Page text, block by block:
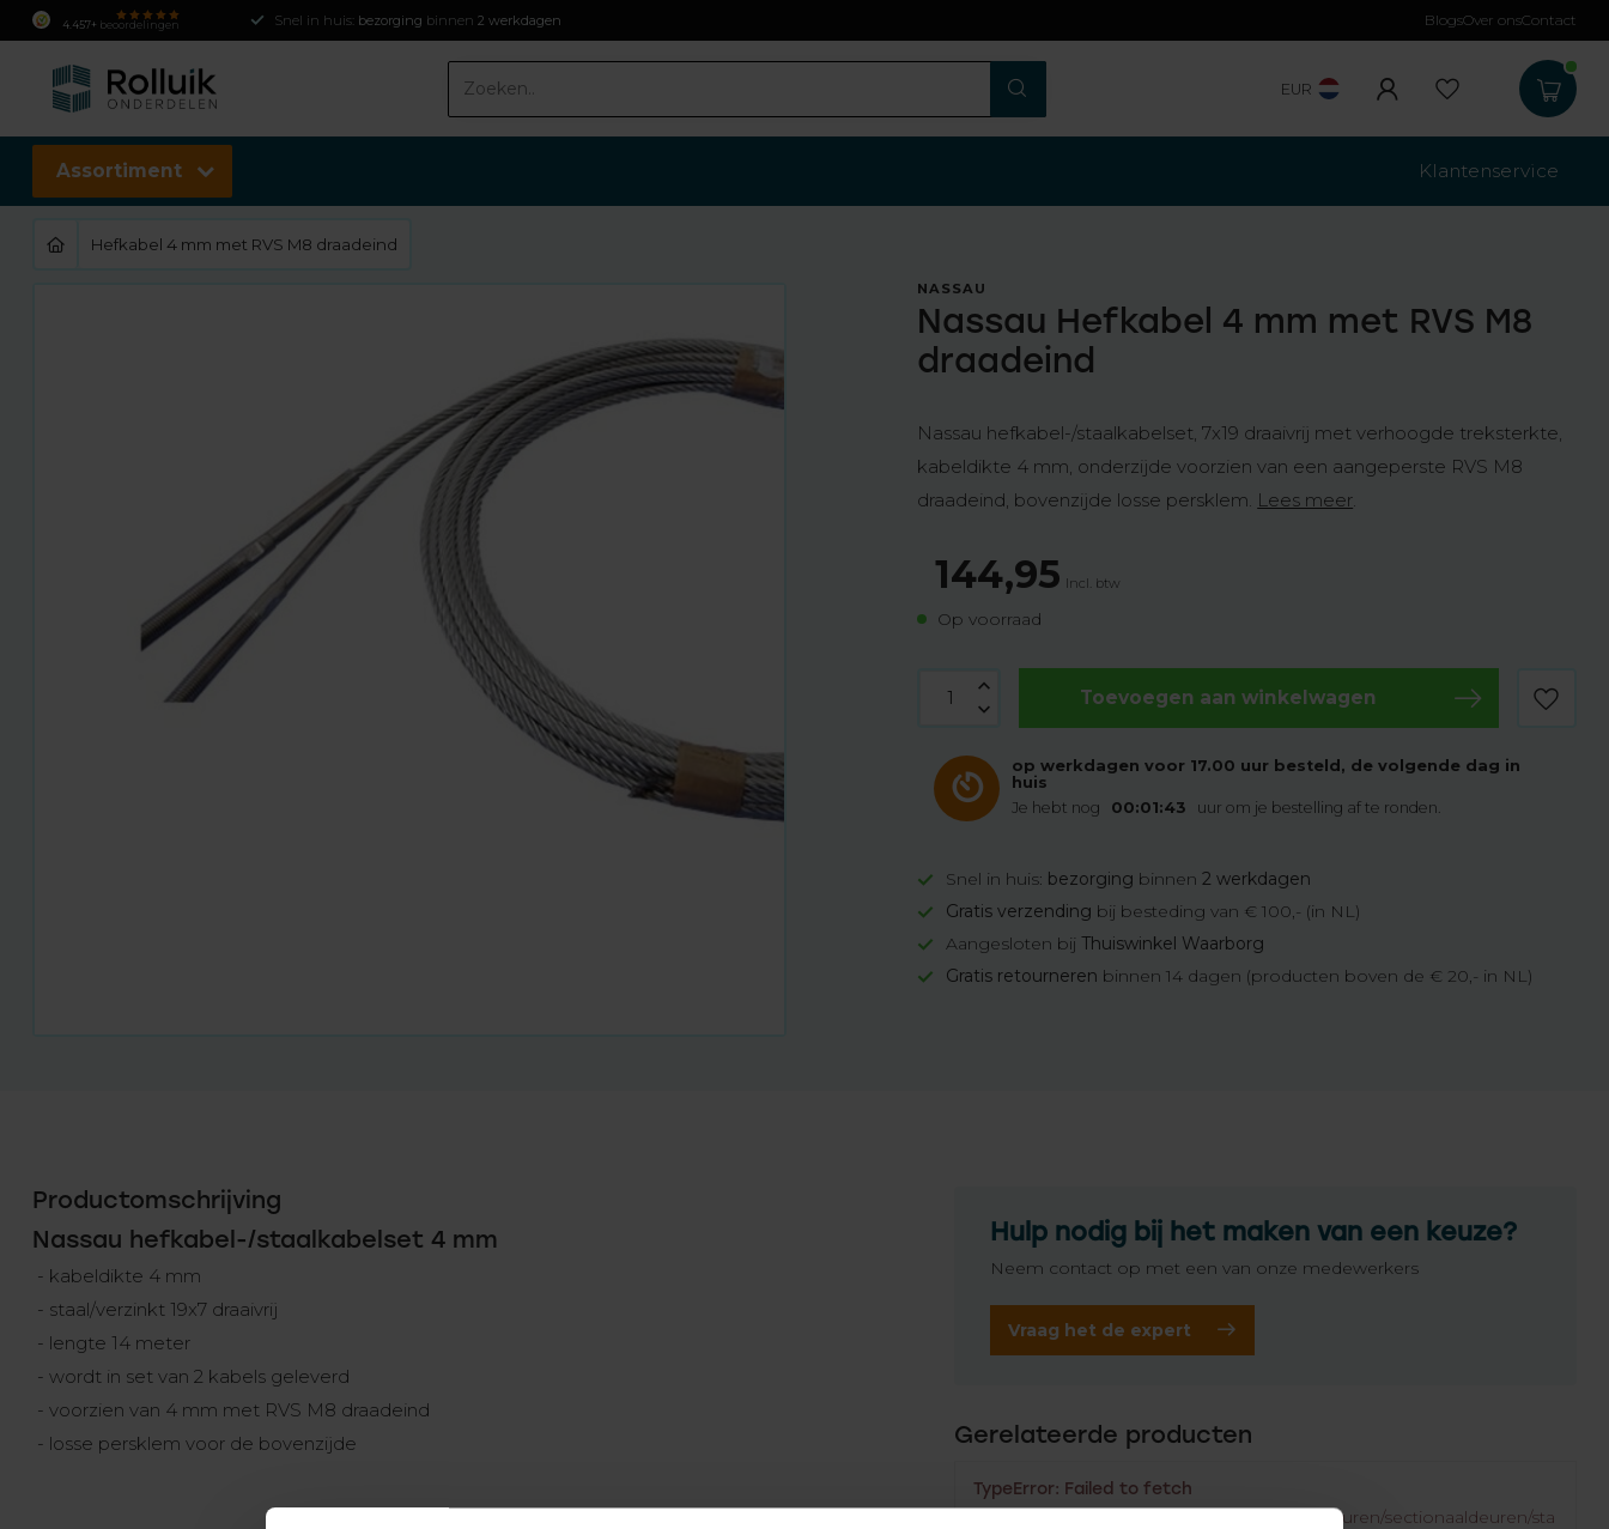
4.457+ beoordelingen Snel in huis: bezorging binnen 2 werkdagen Gratis verzending
BlogsOver onsContact
EUR
Assortiment Klantenservice
Hefkabel 4 mm met RVS M8 draadeind
NASSAU
Nassau Hefkabel 4 mm met RVS M8
draadeind
Nassau hefkabel-/staalkabelset, 7x19 draaivrij met verhoogde treksterkte,
kabeldikte 4 mm, onderzijde voorzien van een aangeperste RVS M8
draadeind, bovenzijde losse persklem. Lees meer.
144,95 Incl. btw
Op voorraad
Toevoegen aan winkelwagen
op werkdagen voor 17.00 uur besteld, de volgende dag in
huis
Je hebt nog
00:01:42 uur om je bestelling af te ronden.
Snel in huis: bezorging binnen2 werkdagen
Gratis verzending bij besteding van € 100,- (in NL)
Aangesloten bijThuiswinkel Waarborg
Gratis retourneren binnen 14 dagen (producten boven de € 20,- in NL)
Productomschrijving
Nassau hefkabel-/staalkabelset 4 mm
- kabeldikte 4 mm
- staal/verzinkt 19x7 draaivrij
- lengte 14 meter
- wordt in set van 2 kabels geleverd
- voorzien van 4 mm met RVS M8 draadeind
- losse persklem voor de bovenzijde
Hulp nodig bij het maken van een keuze?
Neem contact op met een van onze medewerkers
Vraag het de expert
Gerelateerde producten
TypeError: Failed to fetch
https://www.rolluikonderdelen.nl/nl/garagedeuren/sectionaaldeuren/sta